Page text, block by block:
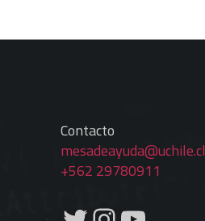
Contacto
mesadeayuda@uchile.cl
+562 29780911